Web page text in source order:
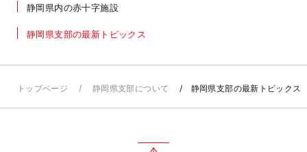
静岡県内の赤十字施設
静岡県支部の最新トピックス
トップページ 静岡県支部について 静岡県支部の最新トピックス